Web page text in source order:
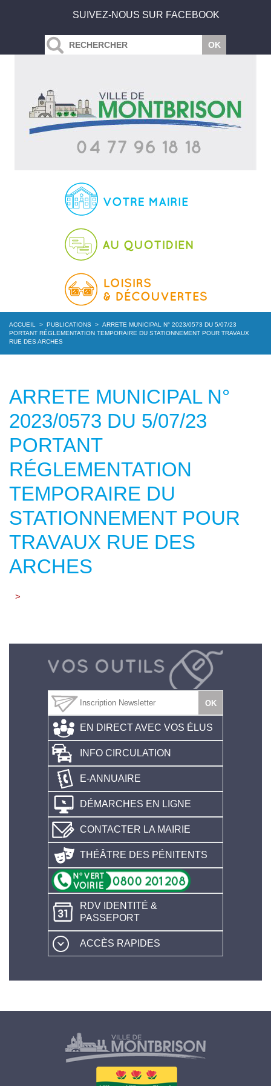
SUIVEZ-NOUS SUR FACEBOOK
ACCUEIL > PUBLICATIONS > ARRETE MUNICIPAL N° 2023/0573 DU 5/07/23
PORTANT RÉGLEMENTATION TEMPORAIRE DU STATIONNEMENT POUR TRAVAUX
RUE DES ARCHES
ARRETE MUNICIPAL N°
2023/0573 DU 5/07/23
PORTANT
RÉGLEMENTATION
TEMPORAIRE DU
STATIONNEMENT POUR
TRAVAUX RUE DES
ARCHES
>
EN DIRECT AVEC VOS ÉLUS
INFO CIRCULATION
E-ANNUAIRE
DÉMARCHES EN LIGNE
CONTACTER LA MAIRIE
THÉÂTRE DES PÉNITENTS
RDV IDENTITÉ &
PASSEPORT
ACCÈS RAPIDES